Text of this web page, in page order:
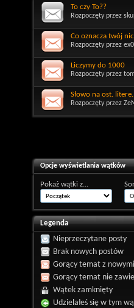
To czy To??
Rozpoczęty przez
Co oznacza twój
Rozpoczęty przez
Liczymy do 1000
Rozpoczęty przez
Słowo na ost. litere.
Rozpoczęty przez
Opcje wyświetlania wątków
Pokaż wątki z...
Legenda
Nieprzeczytane posty
Brak nowych postów
Gorący temat z
Gorący temat nie
Wątek zamknięty
Udzielałeś się w tym